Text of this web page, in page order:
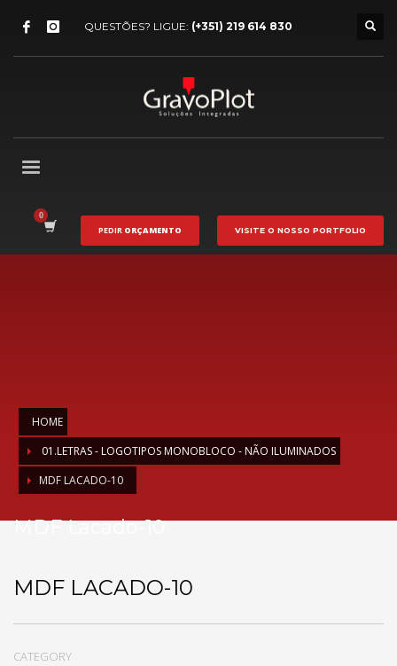
QUESTÕES? LIGUE: (+351) 219 614 830
PEDIR ORÇAMENTO VISITE O NOSSO PORTFOLIO
HOME
01.LETRAS - LOGOTIPOS MONOBLOCO - NÃO ILUMINADOS
MDF LACADO-10
MDF Lacado-10
MDF LACADO-10
CATEGORY